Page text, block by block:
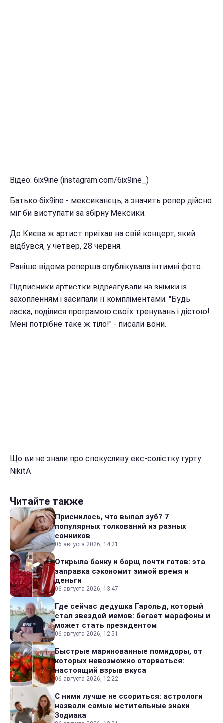
Відео: 6ix9ine (instagram.com/6ix9ine_)
Батько 6ix9ine - мексиканець, а значить репер дійсно
міг би виступати за збірну Мексики.
До Києва ж артист приїхав на свій концерт, який
відбувся, у четвер, 28 червня.
Раніше відома реперша опублікувала інтимні фото.
Підписники артистки відреагували на знімки із
захопленням і засипали її компліментами. "Будь
ласка, поділися програмою своїх тренувань і дієтою!
Мені потрібне таке ж тіло!" - писали вони.
Що ви не знали про спокусливу екс-солістку гурту
NikitA
Читайте также
Приснилось, что выпал зуб? 7
популярных толкований из разных
сонников
06 августа 2026, 14:21
Открыла банку и борщ почти готов: эта
заправка сэкономит зимой время и
деньги
06 августа 2026, 13:47
Где сейчас дедушка Гарольд, который
стал звездой мемов: бегает марафоны и
может стать президентом
06 августа 2026, 12:51
Быстрые маринованные помидоры, от
которых невозможно оторваться:
настоящий взрыв вкуса
06 августа 2026, 12:22
С ними лучше не ссориться: астрологи
назвали самые мстительные знаки
Зодиака